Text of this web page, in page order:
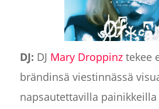
DJ: DJ Mary Droppinztekee
brändinsä viestinnässä
napsautettavilla